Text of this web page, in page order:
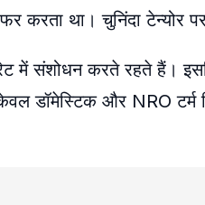
था। चुनिंदा टेन्योर
में संशोधन करते रहते हैं।
डॉमेस्टिक और NRO टर्म